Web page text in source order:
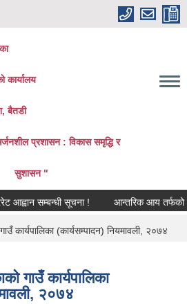
कार्यालय
बैतडी
प्रशासन : विकास समृद्धि र
सुशासन "
आह्वान सम्बन्धी सूचना ! आन्तरिक आय तर्फको
कार्यपालिका (कार्यसम्पादन) नियमावली, २०७४
गाउँ कार्यपालिका
२०७४